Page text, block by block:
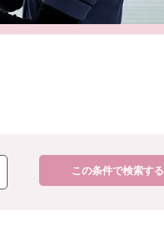
この条件で検索する